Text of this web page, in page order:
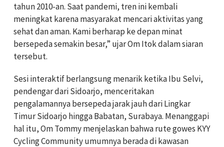
tahun 2010-an. Saat pandemi, tren ini kembali
meningkat karena masyarakat mencari aktivitas yang
sehat dan aman. Kami berharap ke depan minat
bersepeda semakin besar,” ujar Om Itok dalam siaran
tersebut.
Sesi interaktif berlangsung menarik ketika Ibu Selvi,
pendengar dari Sidoarjo, menceritakan
pengalamannya bersepeda jarak jauh dari Lingkar
Timur Sidoarjo hingga Babatan, Surabaya. Menanggapi
hal itu, Om Tommy menjelaskan bahwa rute gowes KYY
Cycling Community umumnya berada di kawasan